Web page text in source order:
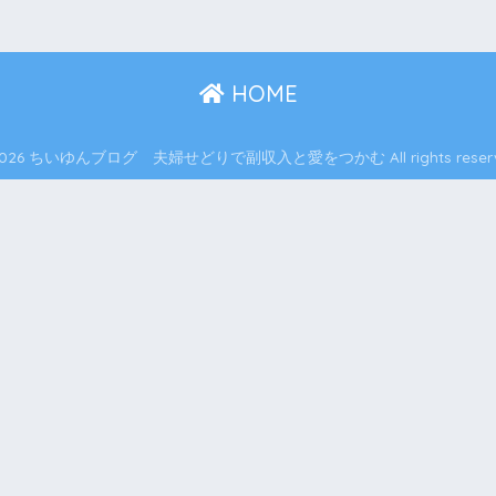
HOME
ちいゆんブログ 夫婦せどりで副収入と愛をつかむ All rights